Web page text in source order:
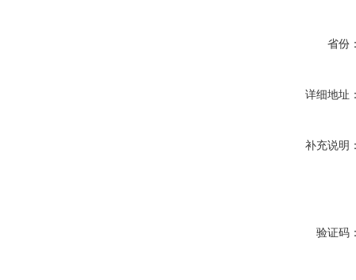
省份
详细地址
补充说明
验证码